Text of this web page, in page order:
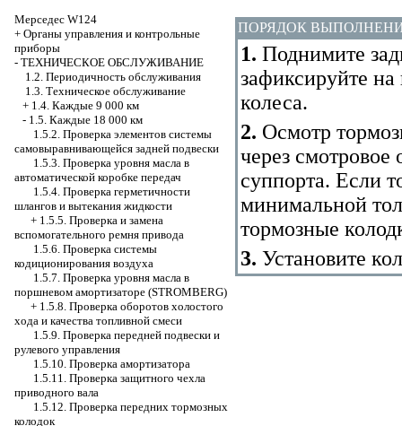
Мерседес W124
+ Органы управления и контрольные
приборы
- ТЕХНИЧЕСКОЕ ОБСЛУЖИВАНИЕ
1.2. Периодичность обслуживания
1.3. Техническое обслуживание
+ 1.4. Каждые 9 000 км
- 1.5. Каждые 18 000 км
1.5.2. Проверка элементов системы
самовыравнивающейся задней подвески
1.5.3. Проверка уровня масла в
автоматической коробке передач
1.5.4. Проверка герметичности
шлангов и вытекания жидкости
+ 1.5.5. Проверка и замена
вспомогательного ремня привода
1.5.6. Проверка системы
кодиционирования воздуха
1.5.7. Проверка уровня масла в
поршневом амортизаторе (STROMBERG)
+ 1.5.8. Проверка оборотов холостого
хода и качества топливной смеси
1.5.9. Проверка передней подвески и
рулевого управления
1.5.10. Проверка амортизатора
1.5.11. Проверка защитного чехла
приводного вала
1.5.12. Проверка передних тормозных
колодок
ПОРЯДОК
1. Поднимите
зафиксируйте
колеса.
2. Осмотр
через смотровое
суппорта. Если
минимальной
тормозные
3. Установите